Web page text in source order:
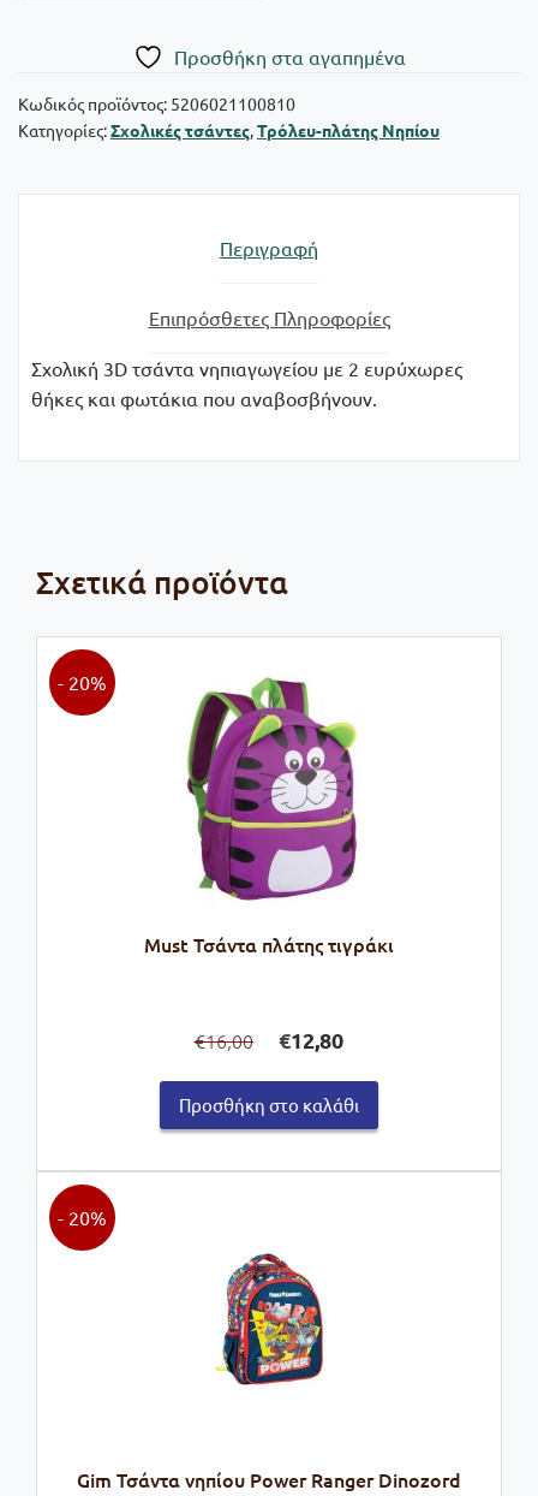
τσάντα
Νηπίου
Πρoσθήκη στα αγαπημένα
Κωδικός προϊόντος: 5206021100810
Κατηγορίες:Σχολικές τσάντες,Τρόλευ-πλάτης Νηπίου
Περιγραφή
Επιπρόσθετες Πληροφορίες
Σχολική 3D τσάντα νηπιαγωγείου με 2 ευρύχωρες
θήκες και φωτάκια που αναβοσβήνουν.
Σχετικά προϊόντα
Must Τσάντα πλάτης τιγράκι
- 20%
€16,00
price
was:
€16,00.
€12,80τρέχουσα
τιμή
είναι:
€12,80.
Προσθήκη στο καλάθι
Gim Τσάντα νηπίου Power Ranger Dinozord
- 20%